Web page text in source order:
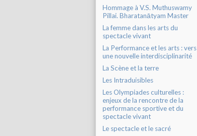
Hommage à V.S. Muthuswamy
Pillai. Bharatanātyam Master
La femme dans les arts du
spectacle vivant
La Performance et les arts : vers
une nouvelle interdisciplinarité
La Scène et la terre
Les Intraduisibles
Les Olympiades culturelles :
enjeux de la rencontre de la
performance sportive et du
spectacle vivant
Le spectacle et le sacré